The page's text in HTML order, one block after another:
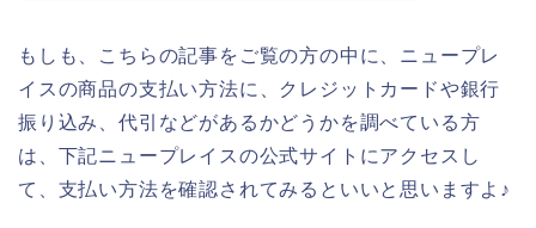
もしも、こちらの記事をご覧の方の中に、ニュープレ
イスの商品の支払い方法に、クレジットカードや銀行
振り込み、代引などがあるかどうかを調べている方
は、下記ニュープレイスの公式サイトにアクセスし
て、支払い方法を確認されてみるといいと思いますよ♪